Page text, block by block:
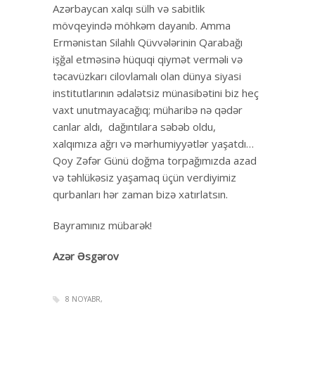
Azərbaycan xalqı sülh və sabitlik
mövqeyində möhkəm dayanıb. Amma
Ermənistan Silahlı Qüvvələrinin Qarabağı
işğal etməsinə hüquqi qiymət verməli və
təcavüzkarı cilovlamalı olan dünya siyasi
institutlarının ədalətsiz münasibətini biz heç
vaxt unutmayacağıq; müharibə nə qədər
canlar aldı, dağıntılara səbəb oldu,
xalqımıza ağrı və mərhumiyyətlər yaşatdı…
Qoy Zəfər Günü doğma torpağımızda azad
və təhlükəsiz yaşamaq üçün verdiyimiz
qurbanları hər zaman bizə xatırlatsın.
Bayramınız mübarək!
Azər Əsgərov
8 NOYABR